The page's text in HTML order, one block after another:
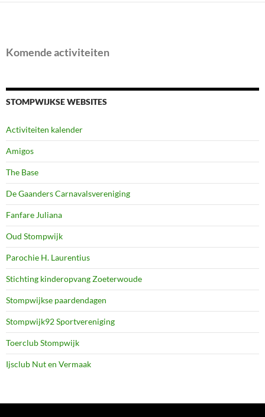
Komende activiteiten
STOMPWIJKSE WEBSITES
Activiteiten kalender
Amigos
The Base
De Gaanders Carnavalsvereniging
Fanfare Juliana
Oud Stompwijk
Parochie H. Laurentius
Stichting kinderopvang Zoeterwoude
Stompwijkse paardendagen
Stompwijk92 Sportvereniging
Toerclub Stompwijk
Ijsclub Nut en Vermaak